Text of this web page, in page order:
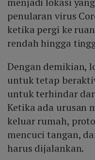
penularan virus
ketika pergi ke
rendah hingga
Dengan demikian,
untuk tetap
untuk terhindar
Ketika ada urusan
keluar rumah,
mencuci tangan,
harus dijalankan.